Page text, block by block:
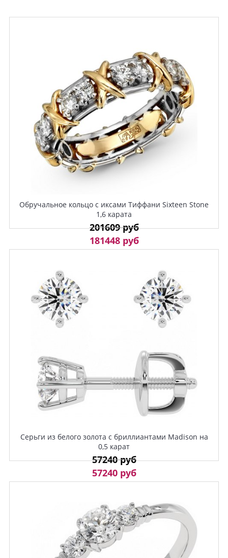
Обручальное кольцо с иксами Тиффани Sixteen Stone
1,6 карата
201609 руб
181448 руб
Серьги из белого золота с бриллиантами Madison на
0,5 карат
57240 руб
57240 руб